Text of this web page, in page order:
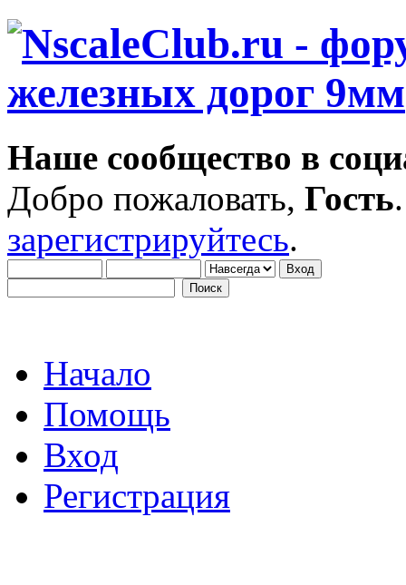
Наше сообщество в
Добро пожаловать, Гость
зарегистрируйтесь.
Начало
Помощь
Вход
Регистрация